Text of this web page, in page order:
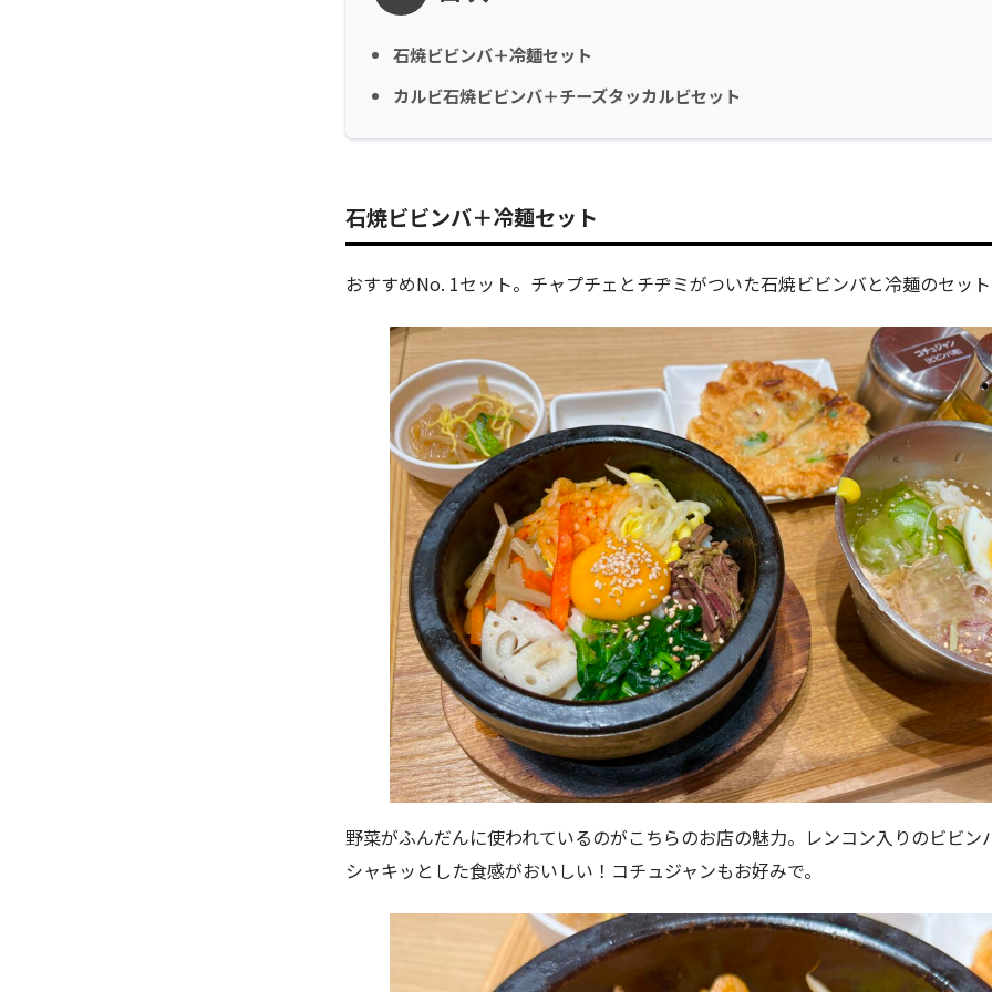
石焼ビビンバ＋冷麺セット
カルビ石焼ビビンバ＋チーズタッカルビセット
石焼ビビンバ＋冷麺セット
おすすめNo. 1セット。チャプチェとチヂミがついた石焼ビビンバと冷麺のセッ
野菜がふんだんに使われているのがこちらのお店の魅力。レンコン入りのビビン
シャキッとした食感がおいしい！コチュジャンもお好みで。